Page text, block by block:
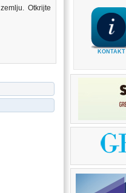
Otkrijte
KONTAKT